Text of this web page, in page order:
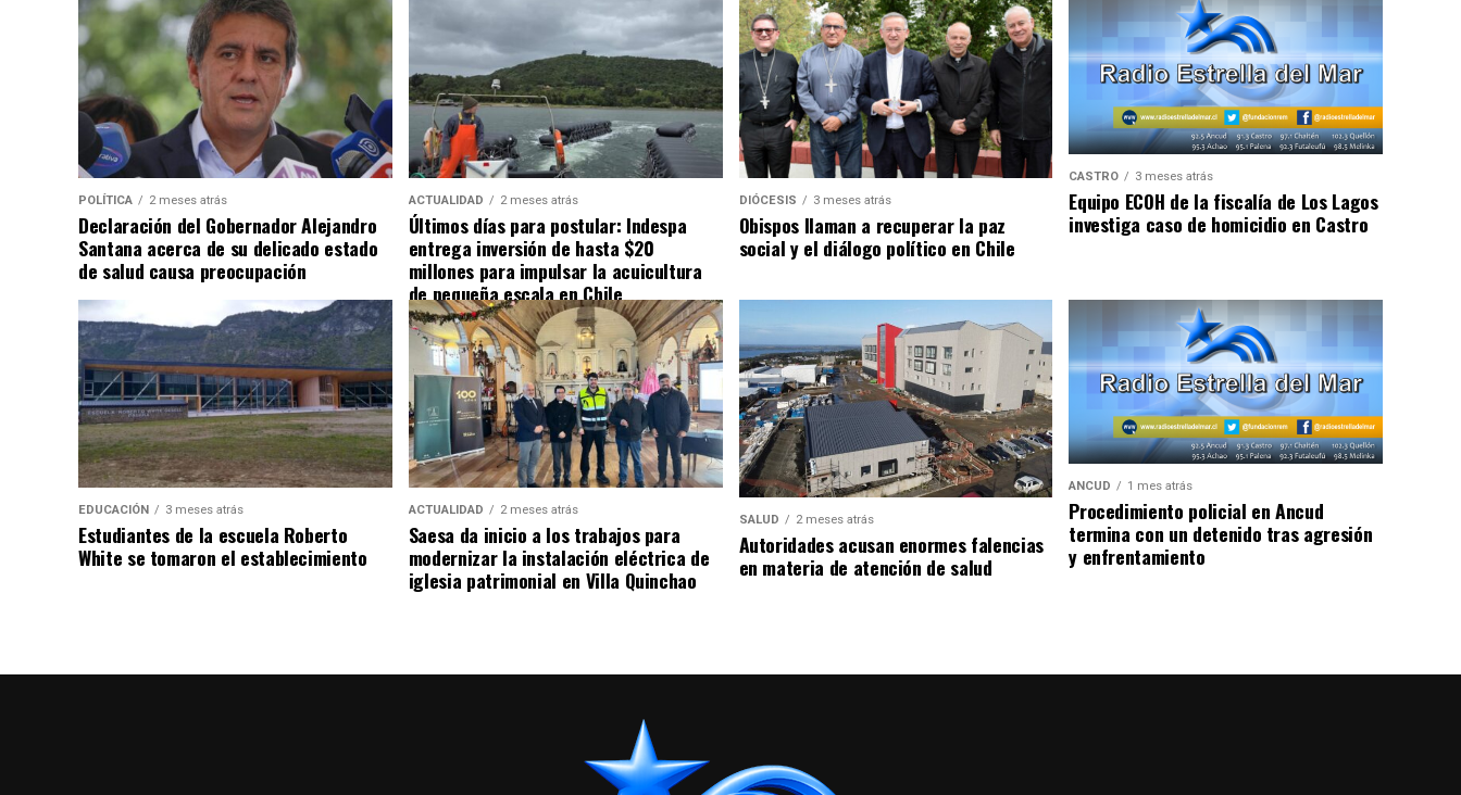
POLÍTICA 2 meses atrás
Declaración del Gobernador Alejandro
Santana acerca de su delicado estado
de salud causa preocupación
ACTUALIDAD 2 meses atrás
Últimos días para postular: Indespa
entrega inversión de hasta $20
millones para impulsar la acuicultura
de pequeña escala en Chile
DIÓCESIS 3 meses atrás
Obispos llaman a recuperar la paz
social y el diálogo político en Chile
CASTRO 3 meses atrás
Equipo ECOH de la fiscalía de Los Lagos
investiga caso de homicidio en Castro
EDUCACIÓN 3 meses atrás
Estudiantes de la escuela Roberto
White se tomaron el establecimiento
ACTUALIDAD 2 meses atrás
Saesa da inicio a los trabajos para
modernizar la instalación eléctrica de
iglesia patrimonial en Villa Quinchao
SALUD 2 meses atrás
Autoridades acusan enormes falencias
en materia de atención de salud
ANCUD 1 mes atrás
Procedimiento policial en Ancud
termina con un detenido tras agresión
y enfrentamiento